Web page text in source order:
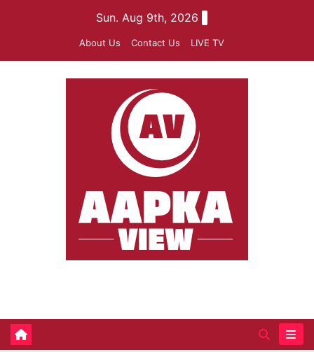
Sun. Aug 9th, 2026
About Us Contact Us LIVE TV